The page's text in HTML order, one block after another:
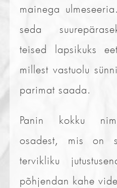
mainega
seda
teised lapsikuks
millest vastuolu
parimat saada.
Panin kokku
osadest, mis on
tervikliku
põhjendan kahe